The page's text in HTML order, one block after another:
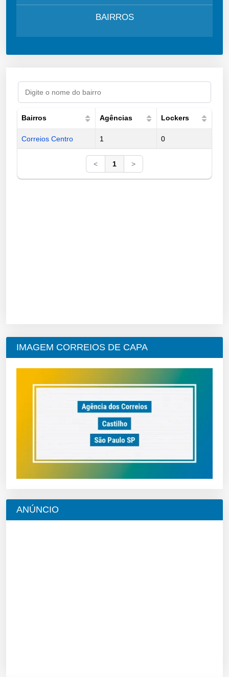
BAIRROS
Bairros Agências Lockers
Correios Centro 1 0
< 1 >
IMAGEM CORREIOS DE CAPA
ANÚNCIO